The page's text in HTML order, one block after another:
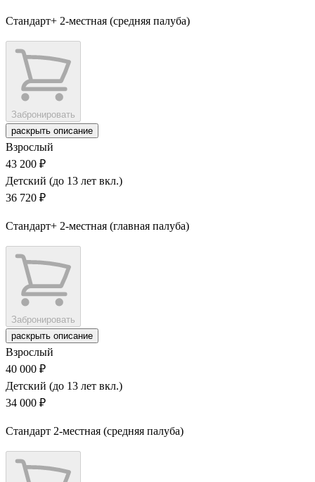
Стандарт+ 2-местная (средняя палуба)
Забронировать
раскрыть описание
Взрослый
43 200 ₽
Детский (до 13 лет вкл.)
36 720 ₽
Стандарт+ 2-местная (главная палуба)
Забронировать
раскрыть описание
Взрослый
40 000 ₽
Детский (до 13 лет вкл.)
34 000 ₽
Стандарт 2-местная (средняя палуба)